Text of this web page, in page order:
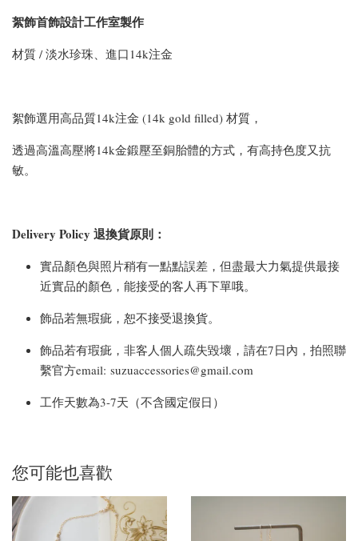
絮飾首飾設計工作室製作
材質 / 淡水珍珠、進口14k注金
絮飾選用高品質14k注金 (14k gold filled) 材質，
透過高溫高壓將14k金鍛壓至銅胎體的方式，有高持色度又抗
敏。
Delivery Policy 退換貨原則：
實品顏色與照片稍有一點點誤差，但盡最大力氣提供最接
近實品的顏色，能接受的客人再下單哦。
飾品若無瑕疵，恕不接受退換貨。
飾品若有瑕疵，非客人個人疏失毀壞，請在7日內，拍照聯
繫官方email: suzuaccessories@gmail.com
工作天數為3-7天（不含國定假日）
您可能也喜歡